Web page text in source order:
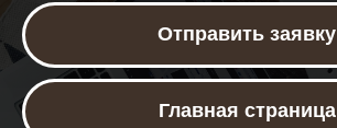
Отправить заявку
Главная страница